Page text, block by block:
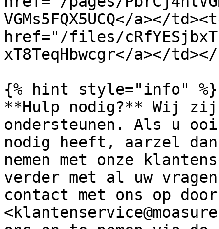
VGMs5FQX5UCQ</a></
href="/files/
xT8TeqHbwcgr</a></
{% hint style="info" %}
**Hulp nodig?** Wij
ondersteunen. Als u
nodig heeft, aarzel
nemen met onze
verder met al uw
contact met ons op